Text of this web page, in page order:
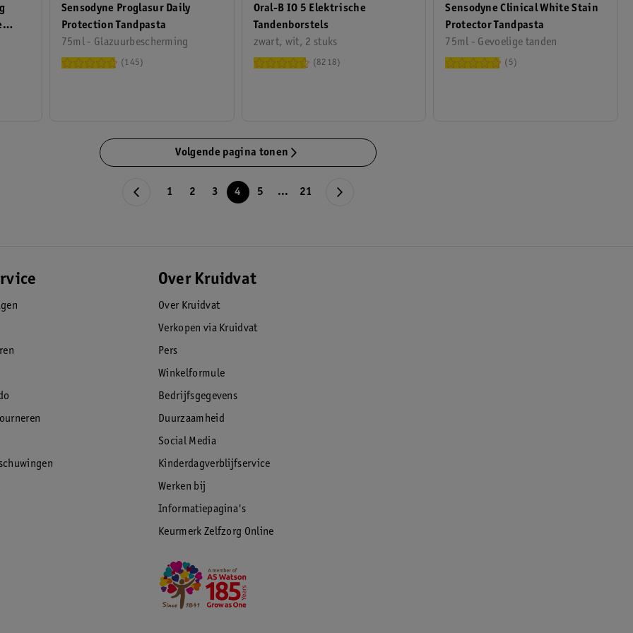
Sensodyne Proglasur Daily
Protection Tandpasta
75ml - Glazuurbescherming
145
Oral-B IO 5 Elektrische
Tandenborstels
zwart, wit, 2 stuks
8218
Sensodyne Clinical White Stain
Protector Tandpasta
75ml - Gevoelige tanden
5
Volgende pagina tonen
1 2 3 4 5 ... 21
Over Kruidvat
Over Kruidvat
Verkopen via Kruidvat
Pers
Winkelformule
Bedrijfsgegevens
Duurzaamheid
Social Media
Kinderdagverblijfservice
Werken bij
Informatiepagina's
Keurmerk Zelfzorg Online